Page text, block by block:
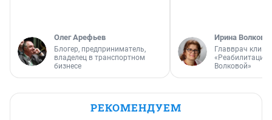
Олег Арефьев
Блогер, предприниматель,
владелец в транспортном
бизнесе
Ирина Волкова
Главврач
«Реабилитация
Волковой»
РЕКОМЕНДУЕМ